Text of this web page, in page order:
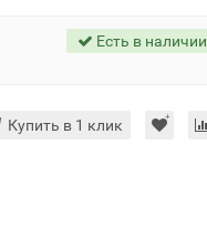
Есть в наличии
Купить в 1 клик